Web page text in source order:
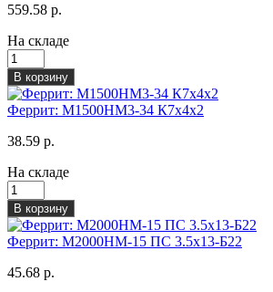
559.58 р.
На складе
В корзину
Феррит: М1500НМ3-34 К7х4х2
38.59 р.
На складе
В корзину
Феррит: М2000НМ-15 ПС 3.5х13-Б22
45.68 р.